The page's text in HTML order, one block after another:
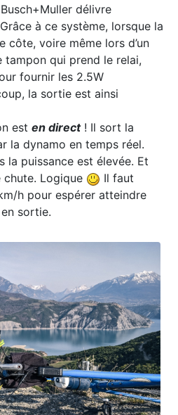
délivre
à ce système, lorsque la
côte, voire même lors d’un
tampon qui prend le relai,
fournir les 2.5W
la sortie est ainsi
est en direct! Il sort la
la dynamo en temps réel.
la puissance est élevée. Et
chute. Logique
Il faut
h pour espérer atteindre
sortie.